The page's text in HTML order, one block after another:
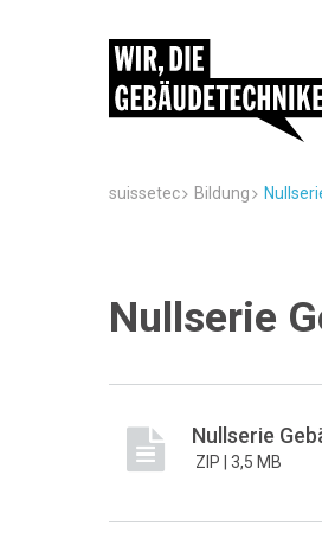
suissetec Bildung
Nullserie
Nullserie
ZIP | 3,5 MB